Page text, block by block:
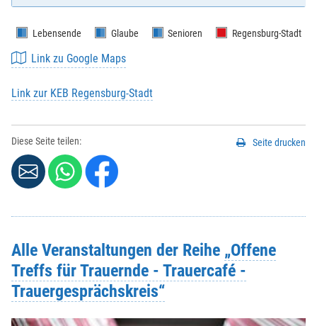
Lebensende Glaube Senioren Regensburg-Stadt
Link zu Google Maps
Link zur KEB Regensburg-Stadt
Diese Seite teilen: Seite drucken
Alle Veranstaltungen der Reihe „Offene
Treffs für Trauernde - Trauercafé -
Trauergesprächskreis“